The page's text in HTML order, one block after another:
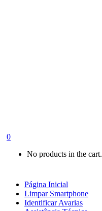
0
No products in the cart.
Página Inicial
Limpar Smartphone
Identificar Avarias